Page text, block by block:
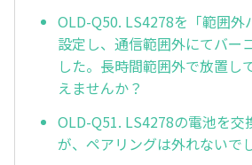
OLD-Q50. LS4278を「範囲外
設定し、通信範囲外にてバー
した。長時間範囲外で放置し
えませんか？
OLD-Q51. LS4278の電池を交
が、ペアリングは外れないで